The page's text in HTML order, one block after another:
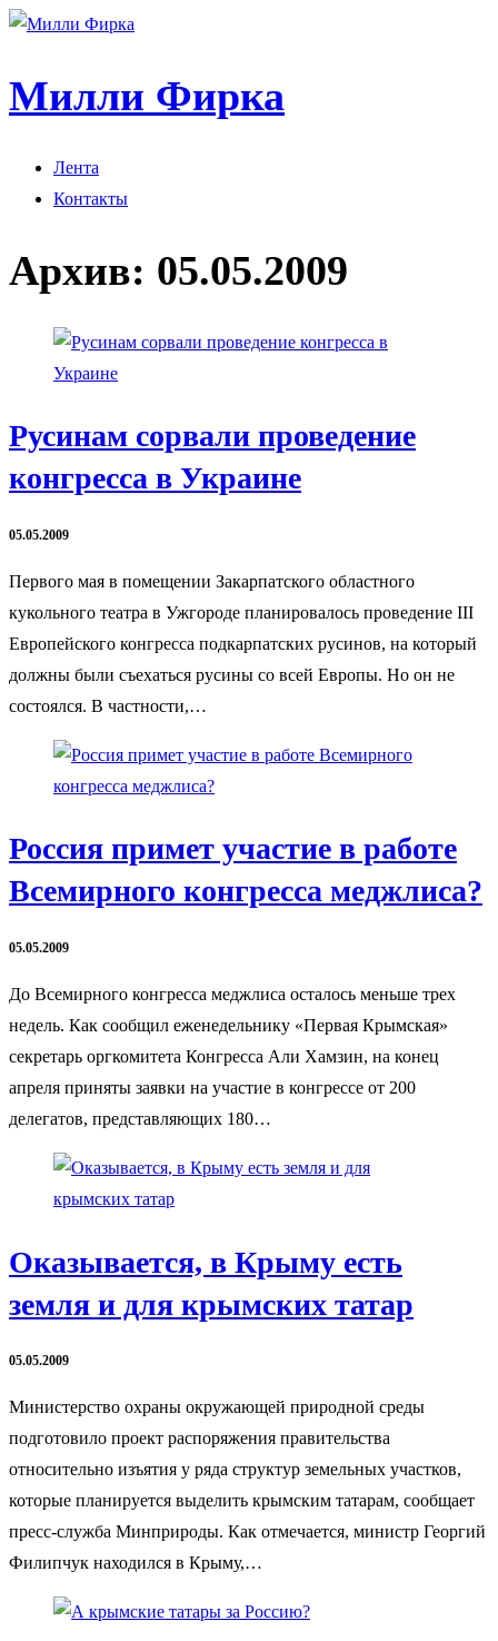
Милли Фирка
Лента
Контакты
Архив: 05.05.2009
Русинам сорвали проведение
конгресса в Украине
05.05.2009
Первого мая в помещении Закарпатского областного
кукольного театра в Ужгороде планировалось проведение III
Европейского конгресса подкарпатских русинов, на который
должны были съехаться русины со всей Европы. Но он не
состоялся. В частности,…
Россия примет участие в работе
Всемирного конгресса меджлиса?
05.05.2009
До Всемирного конгресса меджлиса осталось меньше трех
недель. Как сообщил еженедельнику «Первая Крымская»
секретарь оргкомитета Конгресса Али Хамзин, на конец
апреля приняты заявки на участие в конгрессе от 200
делегатов, представляющих 180…
Оказывается, в Крыму есть
земля и для крымских татар
05.05.2009
Министерство охраны окружающей природной среды
подготовило проект распоряжения правительства
относительно изъятия у ряда структур земельных участков,
которые планируется выделить крымским татарам, сообщает
пресс-служба Минприроды. Как отмечается, министр Георгий
Филипчук находился в Крыму,…